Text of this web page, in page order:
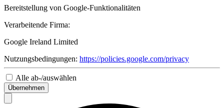
Bereitstellung von Google-Funktionalitäten
Verarbeitende Firma:
Google Ireland Limited
Nutzungsbedingungen: https://policies.google.com/privacy
Alle ab-/auswählen
Übernehmen